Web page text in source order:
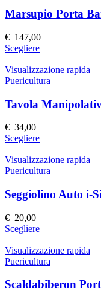
prodotto
Le
opzioni
possono
essere
scelte
nella
pagina
del
prodotto
Marsupio Porta
€ 147,00
ScegliereQuesto
ha
più
Le
opzioni
scelte
nella
pagina
del
prodotto
Visualizzazione rapida
Puericultura
Tavola Manipolativa
€ 34,00
ScegliereQuesto
ha
più
Le
opzioni
scelte
nella
pagina
del
prodotto
Visualizzazione rapida
Puericultura
Seggiolino Auto i-
€ 20,00
ScegliereQuesto
ha
più
Le
Visualizzazione rapida
Puericultura
Scaldabiberon